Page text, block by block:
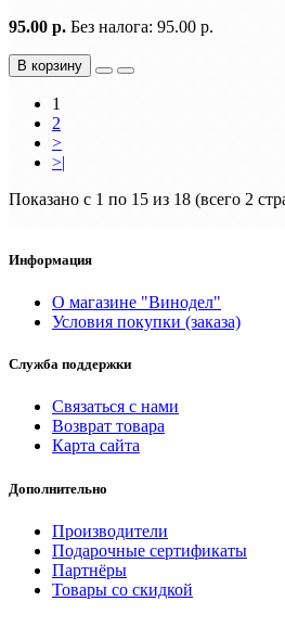
95.00 р. Без налога: 95.00 р.
В корзину
1
2
>
>|
Показано с 1 по 15 из 18 (всего 2
Информация
О магазине "Винодел"
Условия покупки (заказа)
Служба поддержки
Связаться с нами
Возврат товара
Карта сайта
Дополнительно
Производители
Подарочные сертификаты
Партнёры
Товары со скидкой